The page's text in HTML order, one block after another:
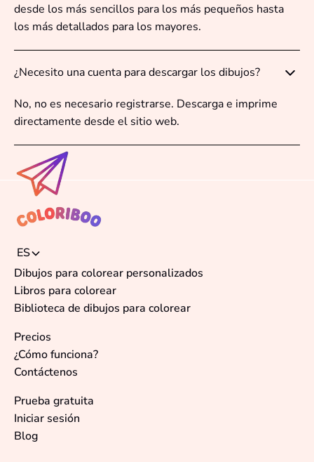
desde los más sencillos para los más pequeños hasta
los más detallados para los mayores.
¿Necesito una cuenta para descargar los dibujos?
No, no es necesario registrarse. Descarga e imprime
directamente desde el sitio web.
ES
Dibujos para colorear personalizados
Libros para colorear
Biblioteca de dibujos para colorear
Precios
¿Cómo funciona?
Contáctenos
Prueba gratuita
Iniciar sesión
Blog